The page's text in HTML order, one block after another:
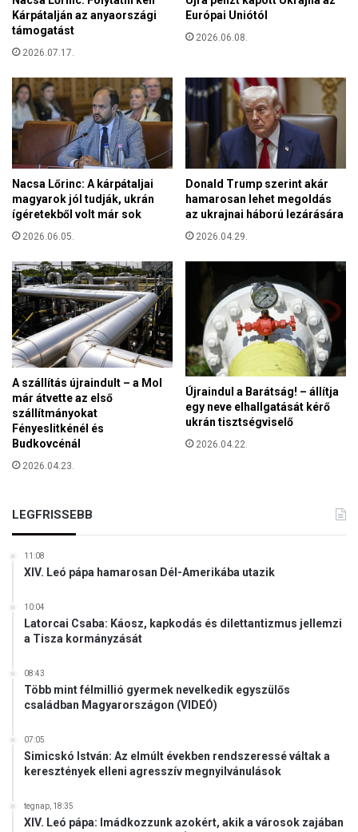
n
i
i
b
a
n
o
n
k
e
e
t
é
n
y
j
ö
v
ő
j
é
n
e
k
v
a
l
i
G
e
o
r
g
e
s
c
u
k
r
e
s
e
t
é
t
a
z
E
m
e
J
o
g
E
p
í
Kárpátalján az anyaországi
támogatást
2026.07.17.
Európai Uniótól
2026.06.08.
Nacsa Lőrinc: A kárpátaljai
magyarok jól tudják, ukrán
ígéretekből volt már sok
2026.06.05.
Donald Trump szerint akár
hamarosan lehet megoldás
az ukrajnai háború lezárására
2026.04.29.
A szállítás újraindult – a Mol
már átvette az első
szállítmányokat
Fényeslitkénél és
Budkovcénál
2026.04.23.
Újraindul a Barátság! – állítja
egy neve elhallgatását kérő
ukrán tisztségviselő
2026.04.22.
LEGFRISSEBB
11:08
XIV. Leó pápa hamarosan Dél-Amerikába utazik
10:04
Latorcai Csaba: Káosz, kapkodás és dilettantizmus jellemzi
a Tisza kormányzását
08:43
Több mint félmillió gyermek nevelkedik egyszülős
családban Magyarországon (VIDEÓ)
07:05
Simicskó István: Az elmúlt években rendszeressé váltak a
keresztények elleni agresszív megnyilvánulások
tegnap, 18:35
XIV. Leó pápa: Imádkozzunk azokért, akik a városok zajában